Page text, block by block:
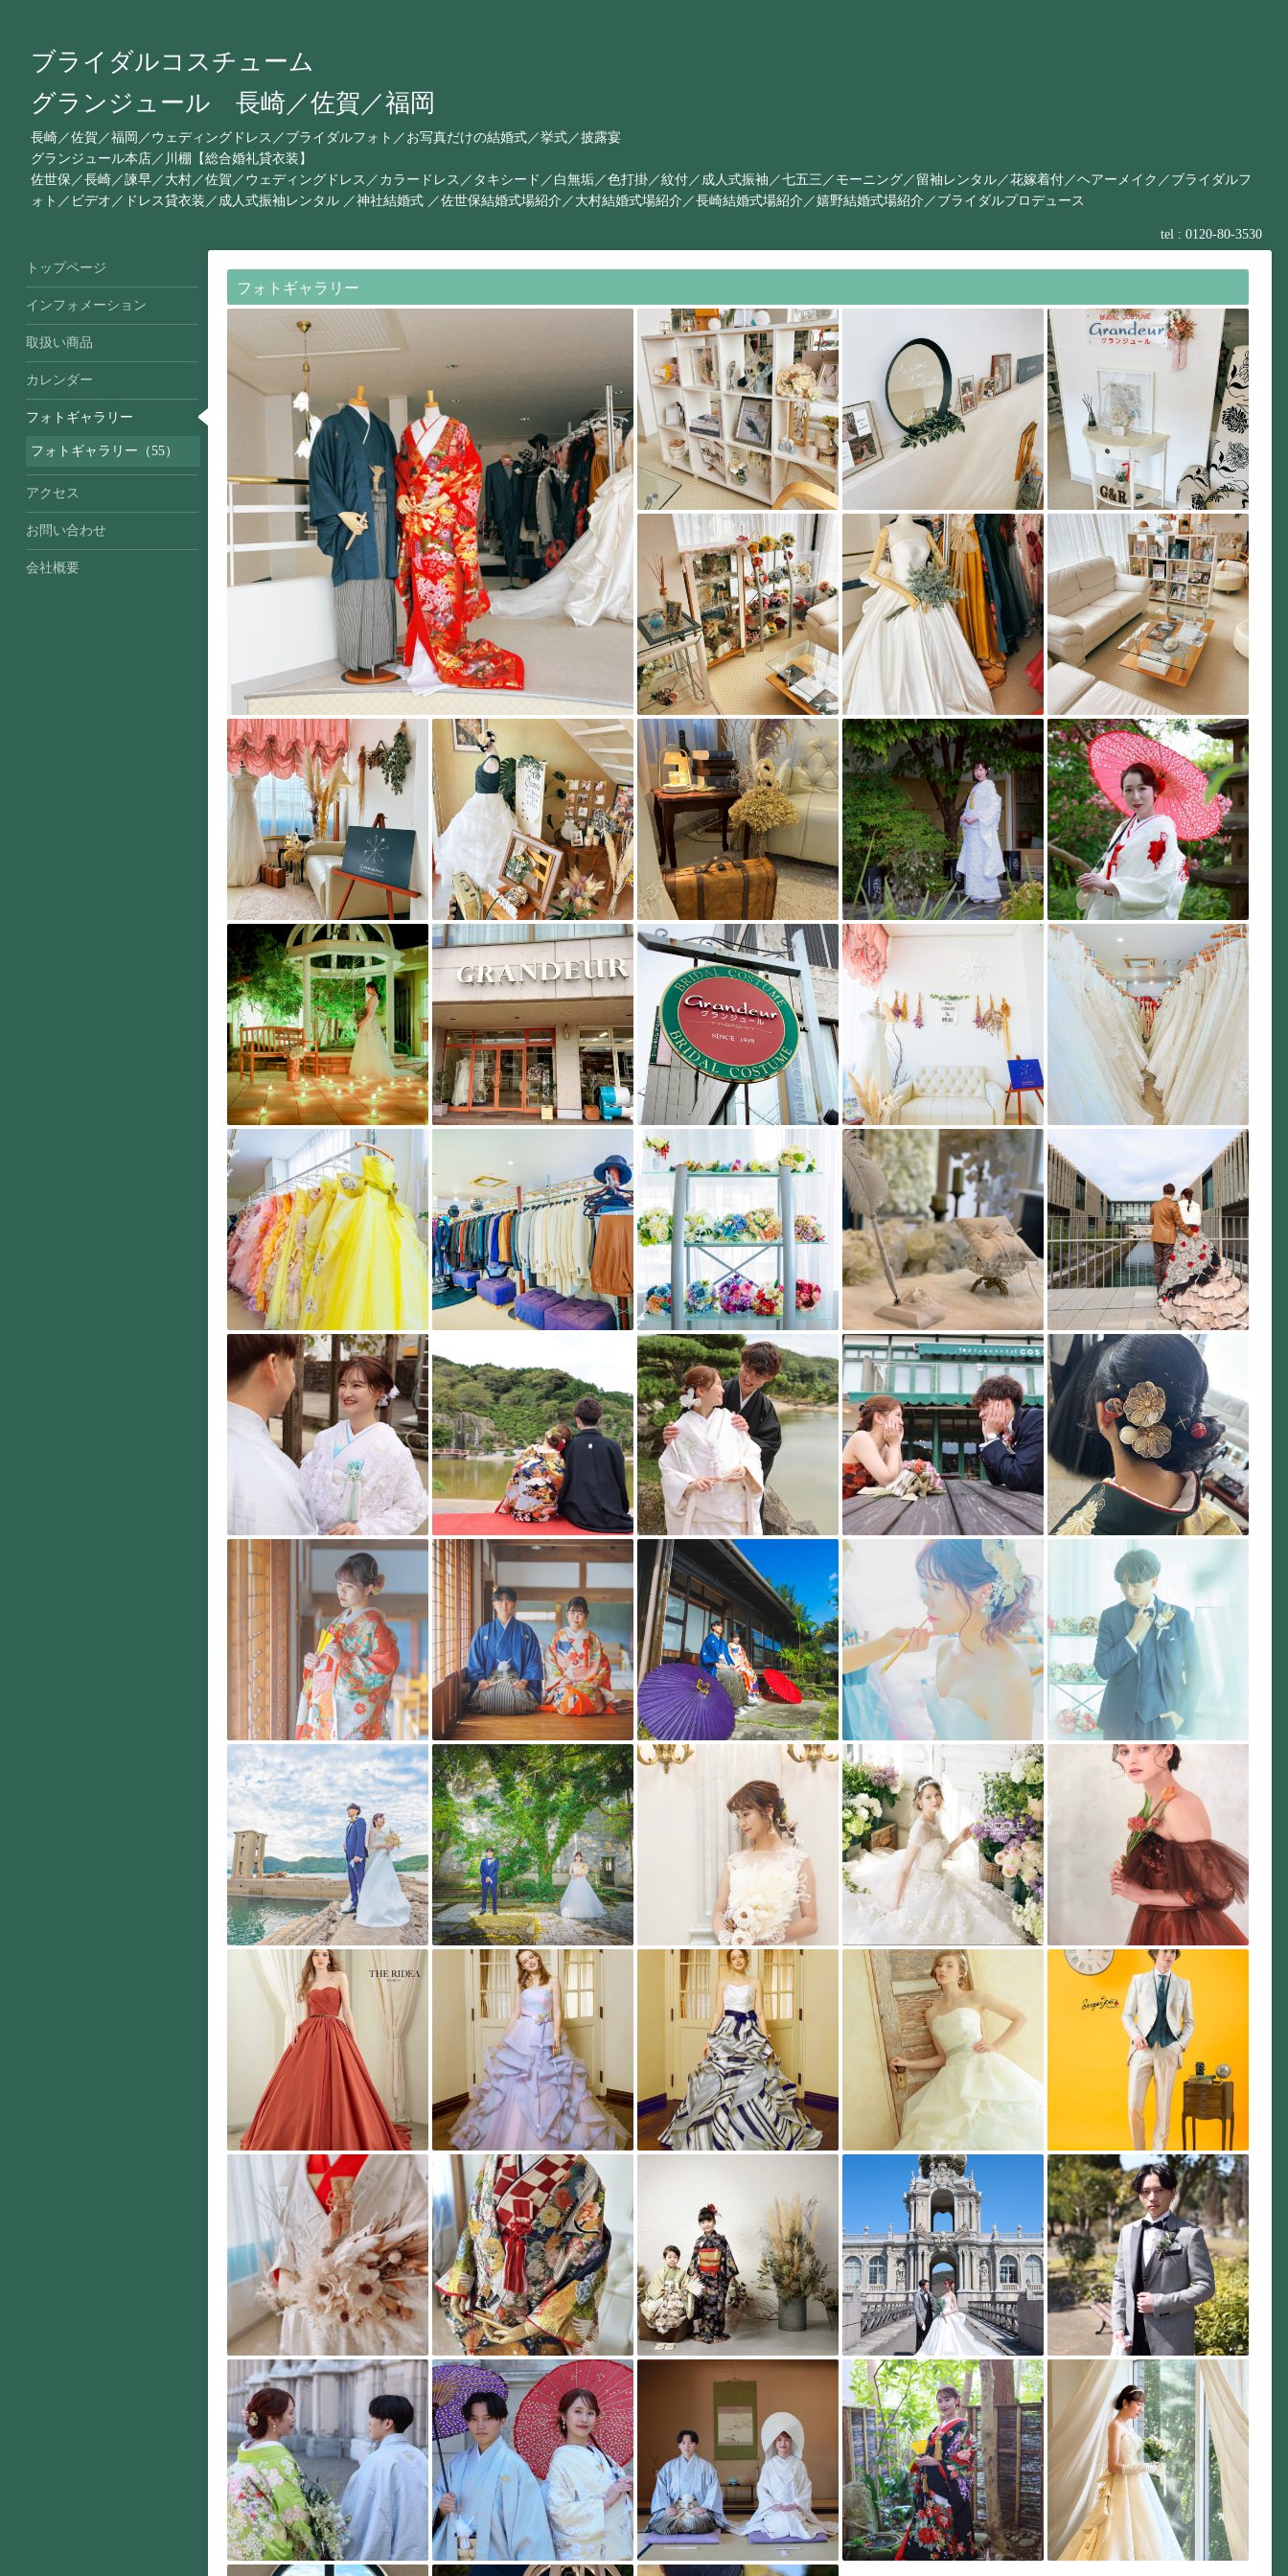
ブライダルコスチューム
グランジュール 長崎／佐賀／福岡
長崎／佐賀／福岡／ウェディングドレス／ブライダルフォト／お写真だけの結婚式／挙式／披露宴
グランジュール本店／川棚【総合婚礼貸衣装】
佐世保／長崎／諫早／大村／佐賀／ウェディングドレス／カラードレス／タキシード／白無垢／色打掛／紋付／成人式振袖／七五三／モーニング／留袖レンタル／花嫁着付／ヘアーメイク／ブライダルフ
ォト／ビデオ／ドレス貸衣装／成人式振袖レンタル ／神社結婚式 ／佐世保結婚式場紹介／大村結婚式場紹介／長崎結婚式場紹介／嬉野結婚式場紹介／ブライダルプロデュース
tel : 0120-80-3530
フォトギャラリー
トップページ
インフォメーション
取扱い商品
カレンダー
フォトギャラリー
フォトギャラリー（55）
アクセス
お問い合わせ
会社概要